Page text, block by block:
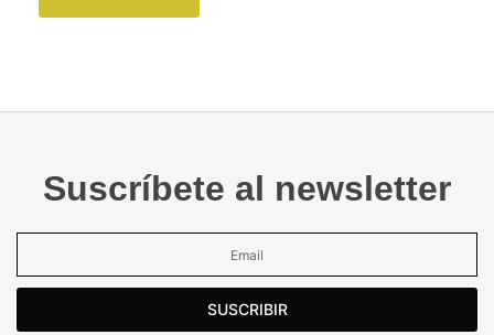
Suscríbete al newsletter
SUSCRIBIR